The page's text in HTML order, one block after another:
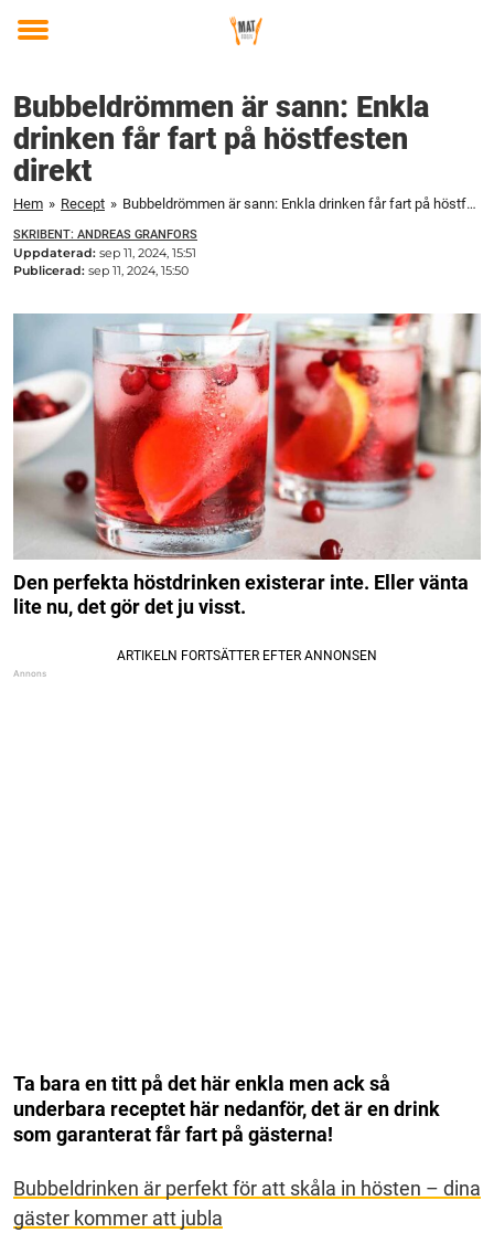
Toggle
Bubbeldrömmen är sann: Enkla
drinken får fart på höstfesten
direkt
Hem » Recept » Bubbeldrömmen är sann: Enkla drinken får fart på höstfesten direkt
SKRIBENT: ANDREAS GRANFORS
Uppdaterad: sep 11, 2024, 15:51
Publicerad: sep 11, 2024, 15:50
Den perfekta höstdrinken existerar inte. Eller vänta
lite nu, det gör det ju visst.
Ta bara en titt på det här enkla men ack så
underbara receptet här nedanför, det är en drink
som garanterat får fart på gästerna!
Bubbeldrinken är perfekt för att skåla in hösten – dina
gäster kommer att jubla